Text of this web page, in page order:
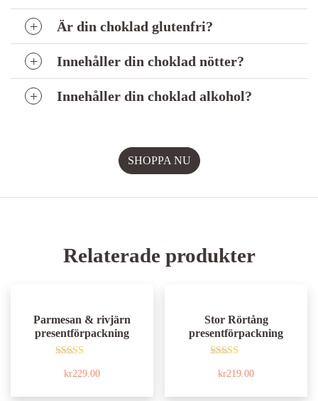
Är din choklad glutenfri?
Innehåller din choklad nötter?
Innehåller din choklad alkohol?
Relaterade produkter
Parmesan & rivjärn
presentförpackning
5.00
kr229.00
Stor Rörtång
presentförpackning
5.00
kr219.00